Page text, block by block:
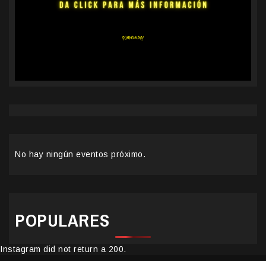
No hay ningún eventos próximo.
POPULARES
Instagram did not return a 200.